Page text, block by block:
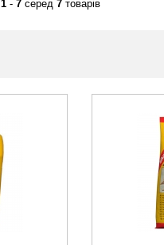
1- 7серед 7товарів